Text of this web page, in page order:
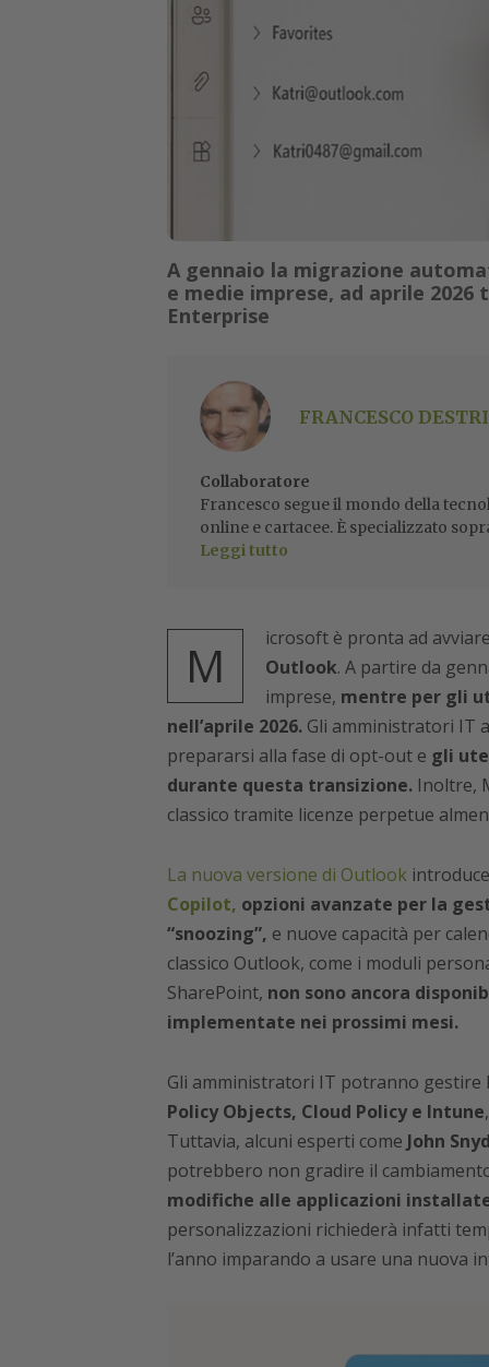
A gennaio la migrazione
e medie imprese, ad aprile
Enterprise
FRANCESCO DESTRI
Collaboratore
Francesco segue il mondo della
online e cartacee. È specializzato
Leggi tutto
M icrosoft è pronta ad avviare
Outlook. A partire da
imprese, mentre per gli
nell’aprile 2026.Gli amministratori IT
prepararsi alla fase di opt-out e gli
durante questa transizione.Inoltre,
classico tramite licenze perpetue
La nuova versione di Outlook
Copilot, opzioni avanzate per la
“snoozing”, e nuove capacità per
classico Outlook, come i moduli
SharePoint, non sono ancora
implementate nei prossimi mesi.
Gli amministratori IT potranno gestire
Policy Objects, Cloud Policy e Intune
Tuttavia, alcuni esperti come John
potrebbero non gradire il
modifiche alle applicazioni
personalizzazioni richiederà infatti
l’anno imparando a usare una nuova